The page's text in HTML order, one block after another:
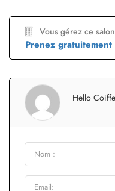
Vous gérez ce
Prenez
Hello